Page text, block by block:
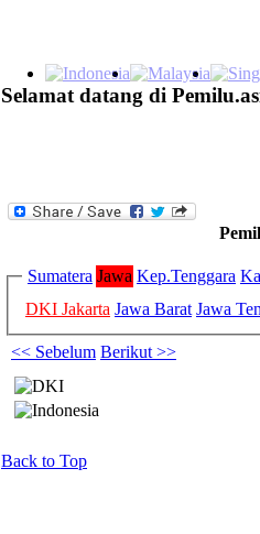
Selamat datang di
Sumatera Jawa Kep.Tenggara
DKI Jakarta Jawa Barat Jawa
<< Sebelum Berikut >>
Back to Top